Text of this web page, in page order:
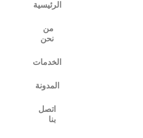
الرئيسية
من
نحن
الخدمات
المدونة
اتصل
بنا